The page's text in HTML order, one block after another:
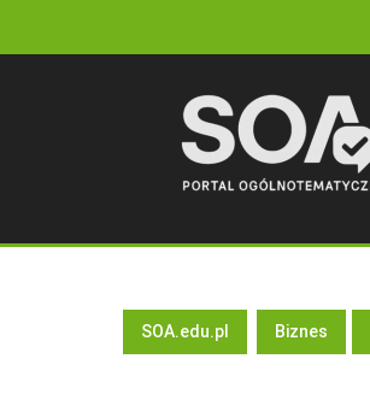
SOA.edu.pl Biznes